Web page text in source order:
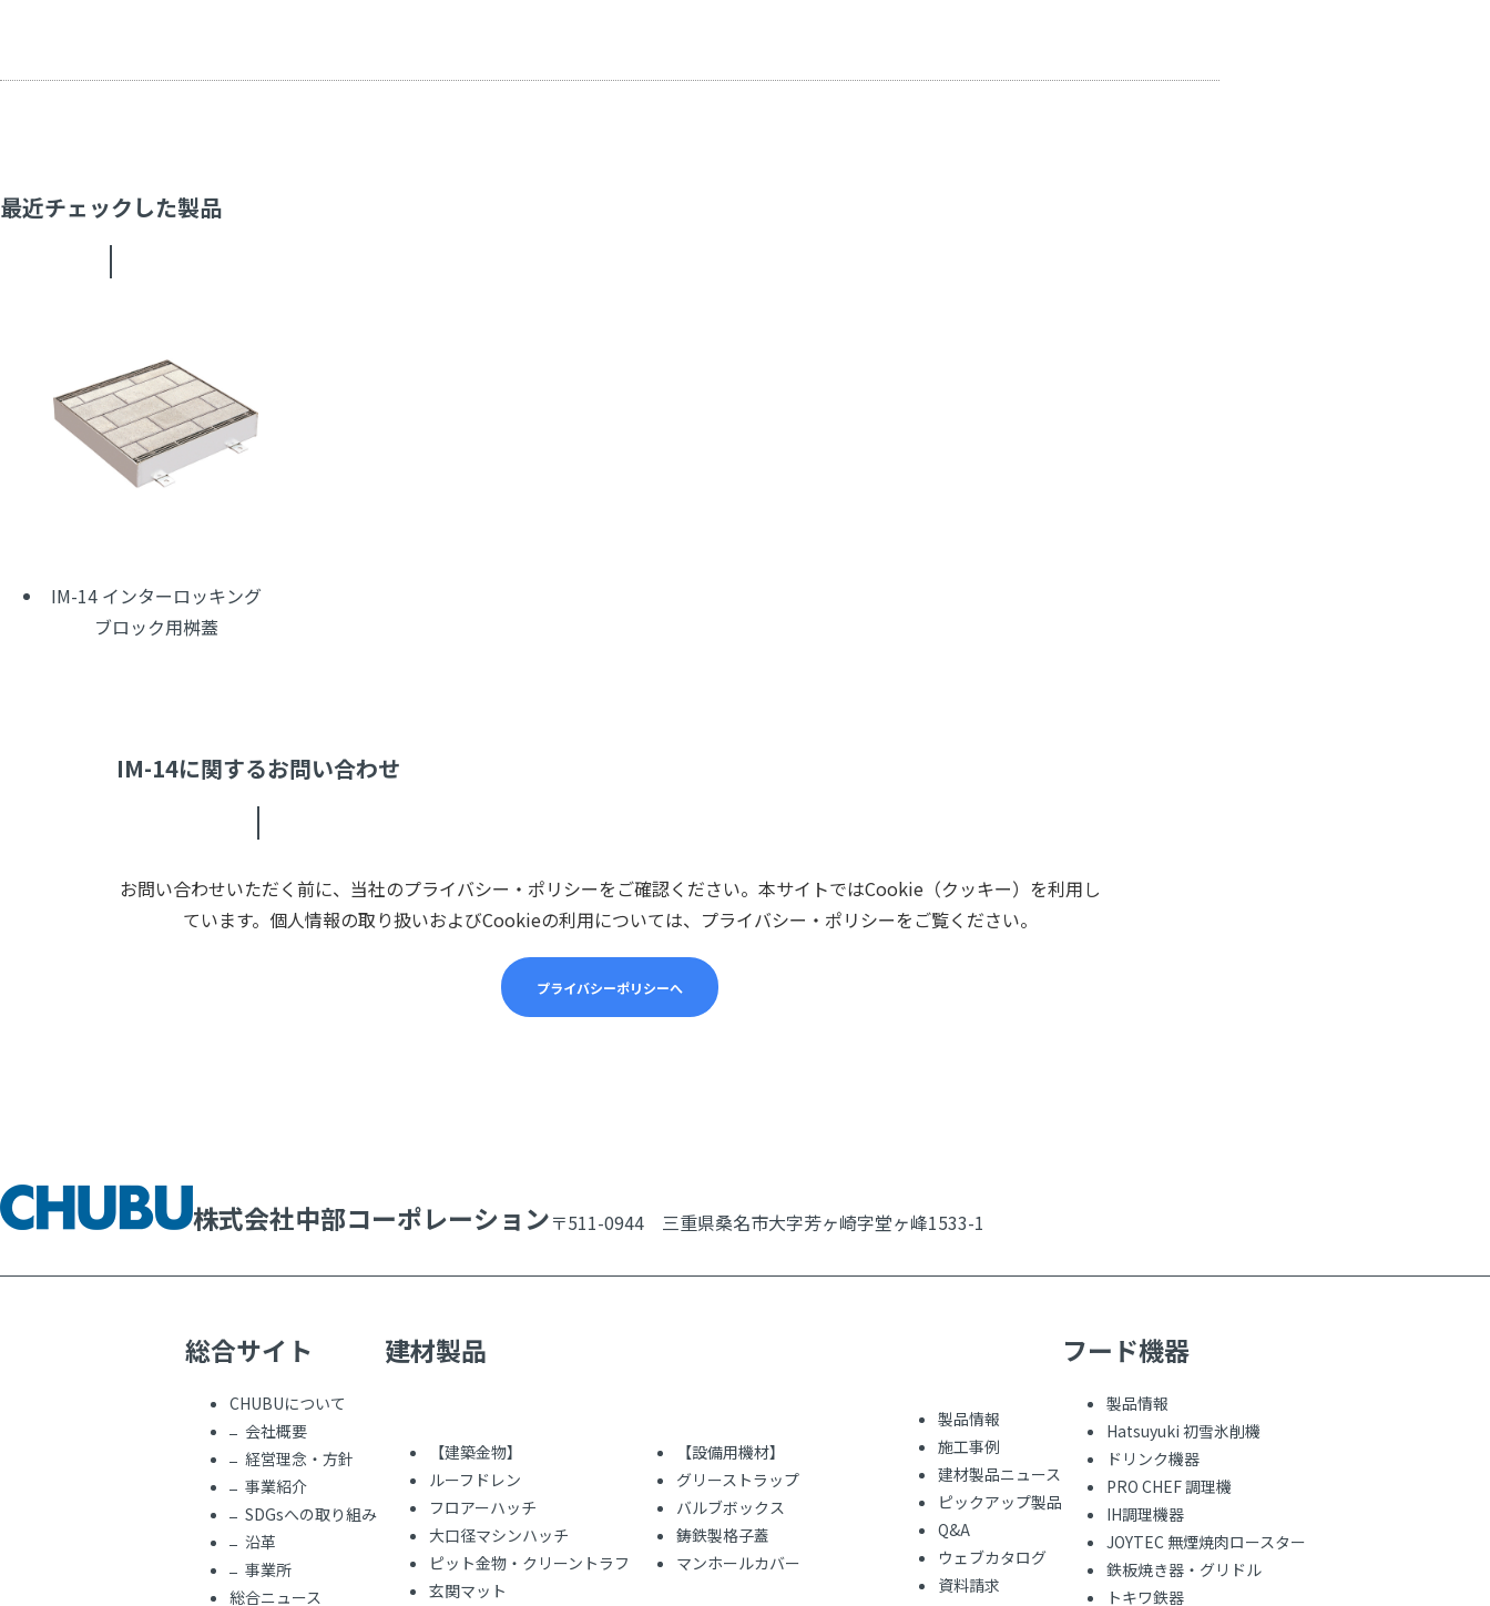
最近チェックした製品
IM-14 インターロッキング
ブロック用桝蓋
IM-14に関するお問い合わせ
お問い合わせいただく前に、当社のプライバシー・ポリシーをご確認ください。本サイトではCookie（クッキー）を利用し
ています。個人情報の取り扱いおよびCookieの利用については、プライバシー・ポリシーをご覧ください。
プライバシーポリシーへ
株式会社中部コーポレーション〒511-0944 三重県桑名市大字芳ヶ崎字堂ヶ峰1533-1
総合サイト
CHUBUについて
会社概要
経営理念・方針
事業紹介
SDGsへの取り組み
沿革
事業所
総合ニュース
建材製品
【建築金物】
ルーフドレン
フロアーハッチ
大口径マシンハッチ
ピット金物・クリーントラフ
玄関マット
【設備用機材】
グリーストラップ
バルブボックス
鋳鉄製格子蓋
マンホールカバー
製品情報
施工事例
建材製品ニュース
ピックアップ製品
Q&A
ウェブカタログ
資料請求
フード機器
製品情報
Hatsuyuki 初雪氷削機
ドリンク機器
PRO CHEF 調理機
IH調理機器
JOYTEC 無煙焼肉ロースター
鉄板焼き器・グリドル
トキワ鉄器